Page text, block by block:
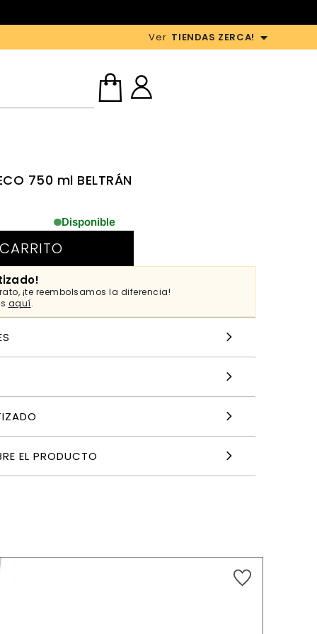
Ver TIENDAS ZERCA!
750 ml BELTRÁN
Disponible
¡te reembolsamos la diferencia!
aquí.
EL PRODUCTO